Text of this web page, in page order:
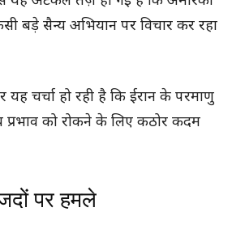
बड़े सैन्य अभियान पर विचार कर रहा
यह चर्चा हो रही है कि ईरान के परमाणु
प्रभाव को रोकने के लिए कठोर कदम
पर हमले